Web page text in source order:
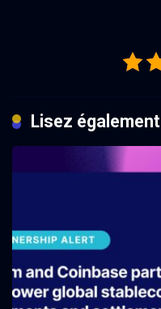
Lisez également